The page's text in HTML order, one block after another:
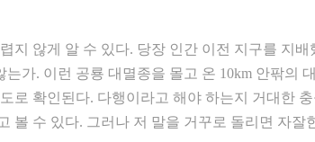
않게 알 수 있다. 당장 인간 이전 지구를 지배
가. 이런 공룡 대멸종을 몰고 온 10km 안팎의
로 확인된다. 다행이라고 해야 하는지 거대한
볼 수 있다. 그러나 저 말을 거꾸로 돌리면 자잘